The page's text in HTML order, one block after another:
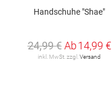
Handschuhe "Shae"
24,99 € Ab14,99 €
inkl. MwSt. zzgl. Versand